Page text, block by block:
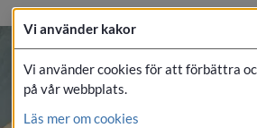
Vi använder kakor
Vi använder cookies för att förbättra
på vår webbplats.
Läs mer om cookies